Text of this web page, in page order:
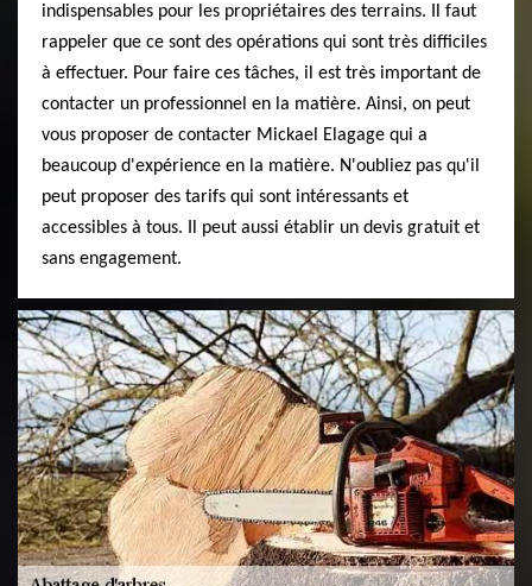
indispensables pour les propriétaires des terrains. Il faut
rappeler que ce sont des opérations qui sont très difficiles
à effectuer. Pour faire ces tâches, il est très important de
contacter un professionnel en la matière. Ainsi, on peut
vous proposer de contacter Mickael Elagage qui a
beaucoup d'expérience en la matière. N'oubliez pas qu'il
peut proposer des tarifs qui sont intéressants et
accessibles à tous. Il peut aussi établir un devis gratuit et
sans engagement.